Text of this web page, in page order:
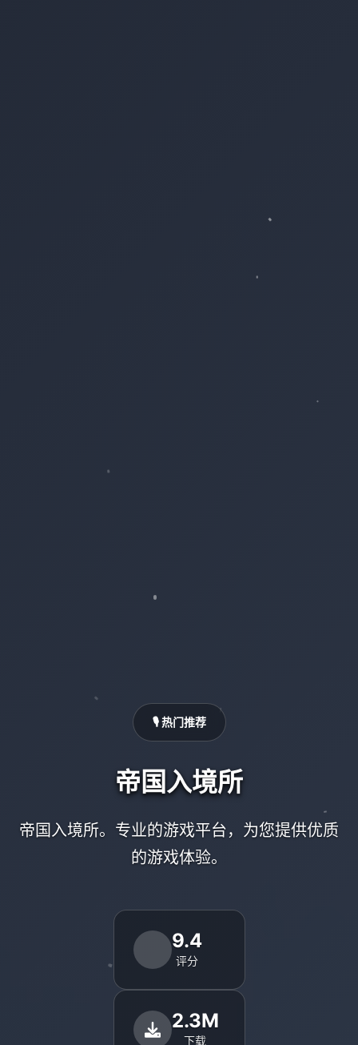
🎙️ 热门推荐
帝国入境所
帝国入境所。专业的游戏平台，为您提供优质
的游戏体验。
9.4
评分
2.3M
下载